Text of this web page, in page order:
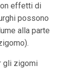
effetti di
possono
alla parte
gli zigomi